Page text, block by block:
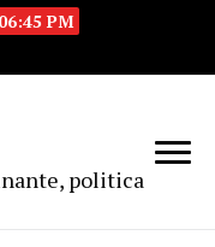
PM
politica